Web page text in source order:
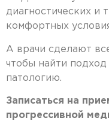
диагностических и
комфортных
А врачи сделают
чтобы найти
патологию.
Записаться на
прогрессивной